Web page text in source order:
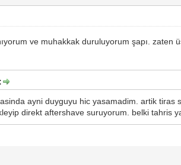
ve muhakkak duruluyorum şapı. zaten
ayni duyguyu hic yasamadim. artik
direkt aftershave suruyorum. belki tahris